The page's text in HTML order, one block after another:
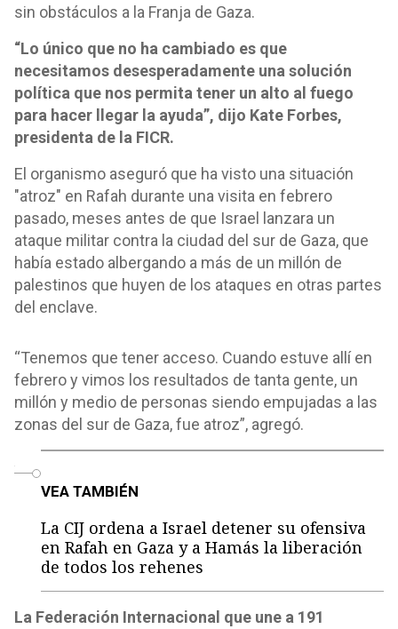
sin obstáculos a la Franja de Gaza.
“Lo único que no ha cambiado es que
necesitamos desesperadamente una solución
política que nos permita tener un alto al fuego
para hacer llegar la ayuda”, dijo Kate Forbes,
presidenta de la FICR.
El organismo aseguró que ha visto una situación
"atroz" en Rafah durante una visita en febrero
pasado, meses antes de que Israel lanzara un
ataque militar contra la ciudad del sur de Gaza, que
había estado albergando a más de un millón de
palestinos que huyen de los ataques en otras partes
del enclave.
“Tenemos que tener acceso. Cuando estuve allí en
febrero y vimos los resultados de tanta gente, un
millón y medio de personas siendo empujadas a las
zonas del sur de Gaza, fue atroz”, agregó.
VEA TAMBIÉN
La CIJ ordena a Israel detener su ofensiva
en Rafah en Gaza y a Hamás la liberación
de todos los rehenes
La Federación Internacional que une a 191